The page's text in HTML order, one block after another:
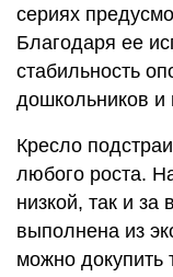
сериях
Благодаря ее
стабильность
дошкольников и
Кресло
любого роста.
низкой, так и за
выполнена из
можно докупить